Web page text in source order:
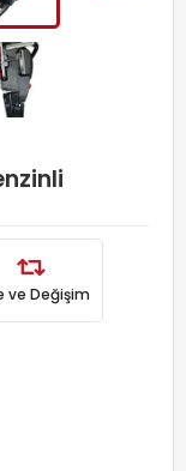
ve Değişim